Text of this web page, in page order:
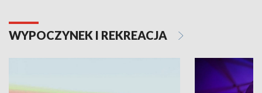
WYPOCZYNEK I REKREACJA